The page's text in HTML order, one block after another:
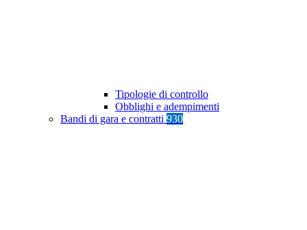
Tipologie di controllo
Obblighi e adempimenti
Bandi di gara e contratti 930